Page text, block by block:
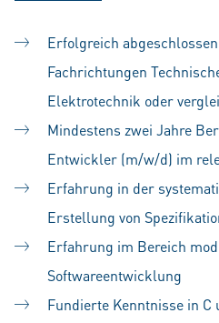
Erfolgreich
Fachrichtungen
Elektrotechnik oder
Mindestens zwei Jahre
Entwickler (m/w/d) im
Erfahrung in der
Erstellung von
Erfahrung im Bereich
Softwareentwicklung
Fundierte Kenntnisse in C